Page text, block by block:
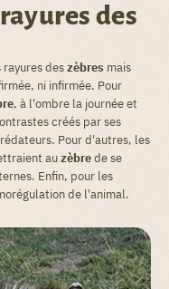
des
deszèbres mais
ni infirmée. Pour
, à l'ombre la journée et
créés par ses
Pour d'autres, les
auzèbrede se
Enfin, pour les
de l'animal.